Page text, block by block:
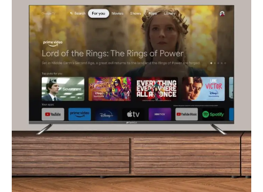
Guanajuato Guerrero Hidalgo Jalisco
Michoacán Yucatán
Veracruz
Tlaxcala
Tamaulipas Tabasco
Sonora
Sinaloa
San Luis Potosí
Quintana Roo
Querétaro
Puebla Oaxaca Nuevo León
Nayarit Morelos